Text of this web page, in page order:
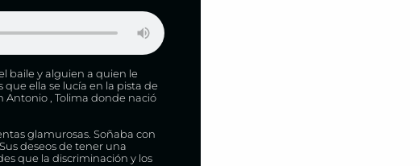
baile y alguien a quien le
ella se lucía en la pista de
Antonio , Tolima donde nació
glamurosas. Soñaba con
deseos de tener una
que la discriminación y los